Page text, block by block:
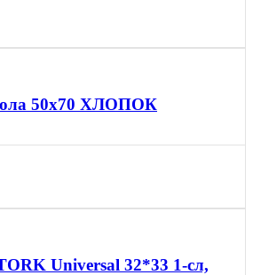
50х70 ХЛОПОК
Universal 32*33 1-сл,